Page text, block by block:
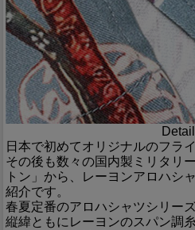
Detail
日本で初めてオリジナルのフラ
その後も数々の国内製ミリタリ
トン」から、レーヨンアロハシ
紹介です。
春夏定番のアロハシャツシリー
縦緯ともにレーヨンのスパン調